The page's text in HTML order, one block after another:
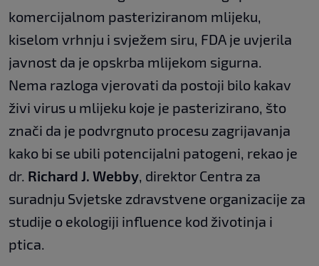
komercijalnom pasteriziranom mlijeku,
kiselom vrhnju i svježem siru, FDA je uvjerila
javnost da je opskrba mlijekom sigurna.
Nema razloga vjerovati da postoji bilo kakav
živi virus u mlijeku koje je pasterizirano, što
znači da je podvrgnuto procesu zagrijavanja
kako bi se ubili potencijalni patogeni, rekao je
dr. Richard J. Webby , direktor Centra za
suradnju Svjetske zdravstvene organizacije za
studije o ekologiji influence kod životinja i
ptica.